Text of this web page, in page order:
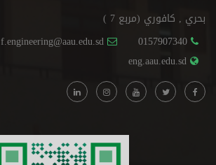
بحري , كافوري (مربع 7 )
0157907340
f.engineering@aau.edu.sd
eng.aau.edu.sd